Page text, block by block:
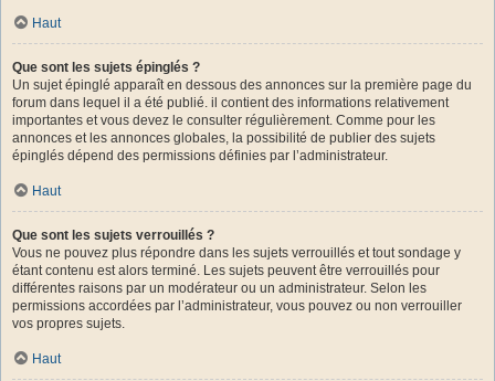
Haut
Que sont les sujets épinglés ?
Un sujet épinglé apparaît en dessous des annonces sur la première page du
forum dans lequel il a été publié. il contient des informations relativement
importantes et vous devez le consulter régulièrement. Comme pour les
annonces et les annonces globales, la possibilité de publier des sujets
épinglés dépend des permissions définies par l’administrateur.
Haut
Que sont les sujets verrouillés ?
Vous ne pouvez plus répondre dans les sujets verrouillés et tout sondage y
étant contenu est alors terminé. Les sujets peuvent être verrouillés pour
différentes raisons par un modérateur ou un administrateur. Selon les
permissions accordées par l’administrateur, vous pouvez ou non verrouiller
vos propres sujets.
Haut